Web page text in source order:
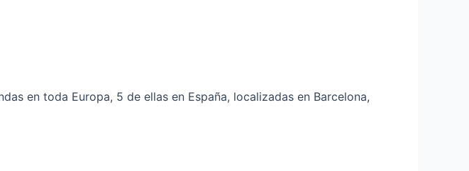
en toda Europa, 5 de ellas en España, localizadas en Barcelona,